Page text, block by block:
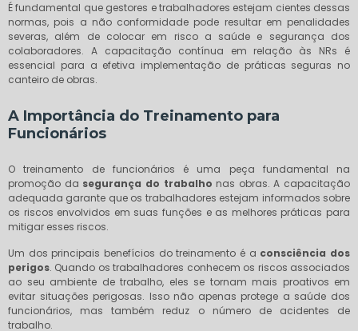
É fundamental que gestores e trabalhadores estejam cientes dessas
normas, pois a não conformidade pode resultar em penalidades
severas, além de colocar em risco a saúde e segurança dos
colaboradores. A capacitação contínua em relação às NRs é
essencial para a efetiva implementação de práticas seguras no
canteiro de obras.
A Importância do Treinamento para
Funcionários
O treinamento de funcionários é uma peça fundamental na
promoção da segurança do trabalho nas obras. A capacitação
adequada garante que os trabalhadores estejam informados sobre
os riscos envolvidos em suas funções e as melhores práticas para
mitigar esses riscos.
Um dos principais benefícios do treinamento é a consciência dos
perigos. Quando os trabalhadores conhecem os riscos associados
ao seu ambiente de trabalho, eles se tornam mais proativos em
evitar situações perigosas. Isso não apenas protege a saúde dos
funcionários, mas também reduz o número de acidentes de
trabalho.